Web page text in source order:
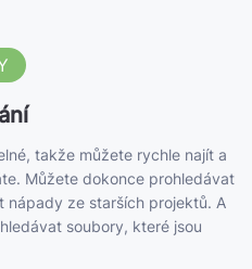
takže můžete rychle najít a
Můžete dokonce prohledávat
nápady ze starších projektů. A
soubory, které jsou